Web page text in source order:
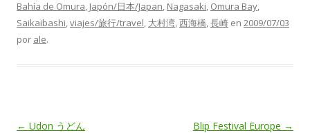
Bahía de Omura, Japón/日本/Japan, Nagasaki, Omura Bay,
Saikaibashi,viajes/旅行/travel, 大村湾,西海橋,長崎 en 2009/07/03
por ale.
Navegación
← Udon うどん Blip Festival Europe →